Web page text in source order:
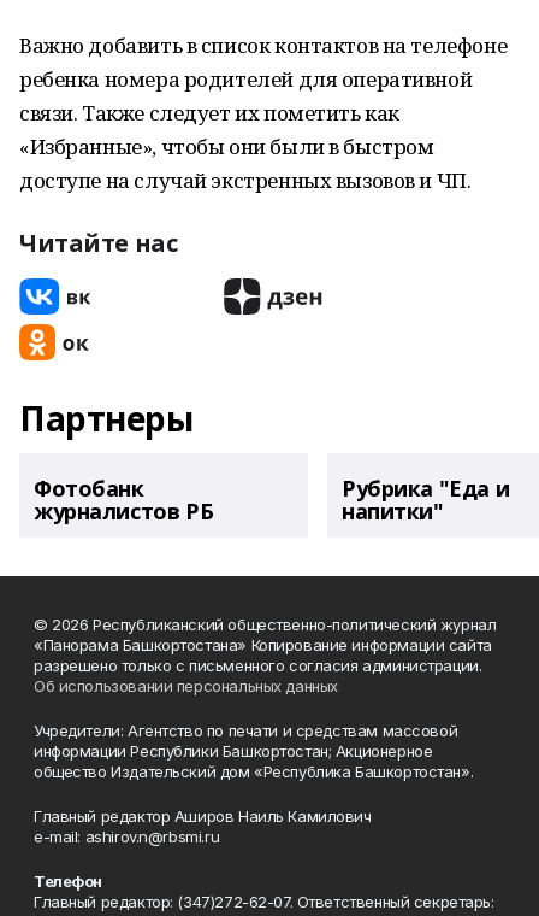
Важно добавить в список контактов на телефоне
ребенка номера родителей для оперативной
связи. Также следует их пометить как
«Избранные», чтобы они были в быстром
доступе на случай экстренных вызовов и ЧП.
Читайте нас
Партнеры
Фотобанк
журналистов РБ
Рубрика "Еда и
напитки"
© 2026 Республиканский общественно-политический журнал
«Панорама Башкортостана» Копирование информации сайта
разрешено только с письменного согласия администрации.
Об использовании персональных данных
Учредители: Агентство по печати и средствам массовой
информации Республики Башкортостан; Акционерное
общество Издательский дом «Республика Башкортостан».
Главный редактор Аширов Наиль Камилович
e-mail: ashirov.n@rbsmi.ru
Телефон
Главный редактор: (347)272-62-07. Ответственный секретарь: